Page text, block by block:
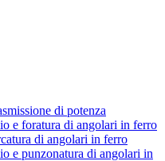
di potenza
e foratura di angolari in ferro
di angolari in ferro
e punzonatura di angolari in